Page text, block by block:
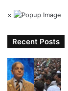
×
Recent Posts